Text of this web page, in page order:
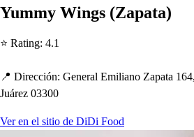
Yummy Wings (Zapata)
⭐ Rating: 4.1
📍 Dirección: General Emiliano Zapata
Juárez 03300
Ver en el sitio de DiDi Food